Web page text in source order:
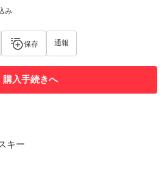
み
保存 通報
購入手続きへ
キー